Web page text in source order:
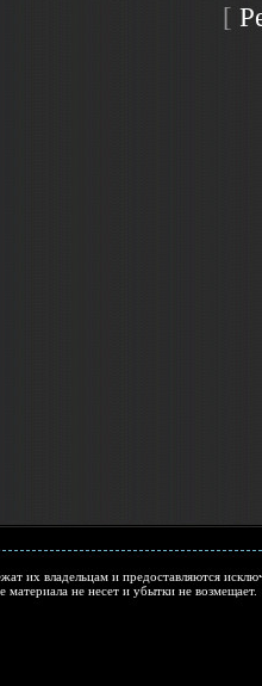
[
их владельцам и предоставляются
не несет и убытки не возмещает.